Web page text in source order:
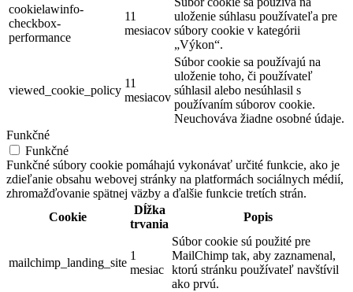
cookielawinfo-
checkbox-
performance
11
mesiacov
uloženie súhlasu používateľa pre
súbory cookie v kategórii
„Výkon“.
viewed_cookie_policy
11
mesiacov
Súbor cookie sa používajú na
uloženie toho, či používateľ
súhlasil alebo nesúhlasil s
používaním súborov cookie.
Neuchováva žiadne osobné údaje.
Funkčné
Funkčné
Funkčné súbory cookie pomáhajú vykonávať určité funkcie, ako je
zdieľanie obsahu webovej stránky na platformách sociálnych médií,
zhromažďovanie spätnej väzby a ďalšie funkcie tretích strán.
Cookie
Dĺžka
trvania
Popis
mailchimp_landing_site
1
mesiac
Súbor cookie sú použité pre
MailChimp tak, aby zaznamenal,
ktorú stránku používateľ navštívil
ako prvú.